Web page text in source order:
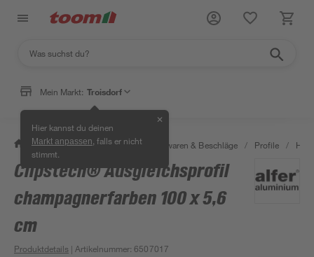
Mein Markt: Troisdorf
Hier kannst du deinen
Markt anpassen , falls er nicht
stimmt.
✕
/ Werkstatt & Maschinen / Eisenwaren & Beschläge / Profile / H-
Clipstech® Ausgleichsprofil
champagnerfarben 100 x 5,6
cm
Produktdetails | Artikelnummer:6507017